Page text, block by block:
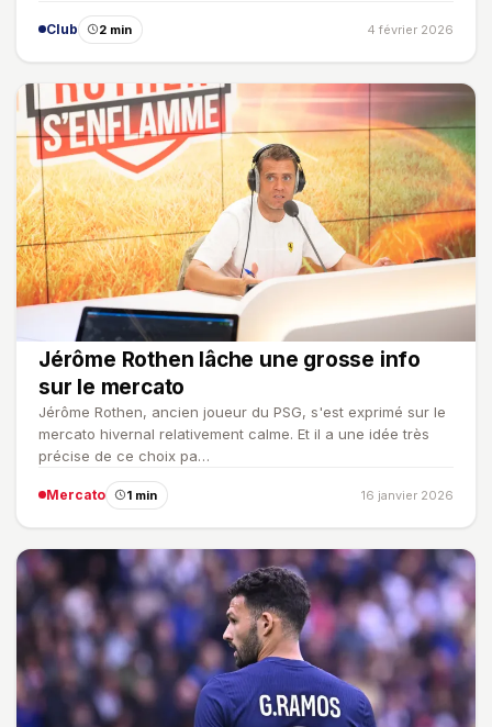
Club 2 min 4 février 2026
Jérôme Rothen lâche une grosse info
sur le mercato
Jérôme Rothen, ancien joueur du PSG, s'est exprimé sur le
mercato hivernal relativement calme. Et il a une idée très
précise de ce choix pa…
Mercato 1 min 16 janvier 2026